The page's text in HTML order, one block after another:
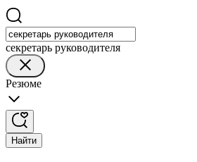
секретарь руководителя
Резюме
Найти